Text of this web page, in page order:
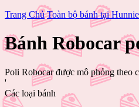
Trang Chủ Toàn bộ bánh tại
Bánh Robocar
Poli Robocar được mô phỏng theo
'
Các loại bánh